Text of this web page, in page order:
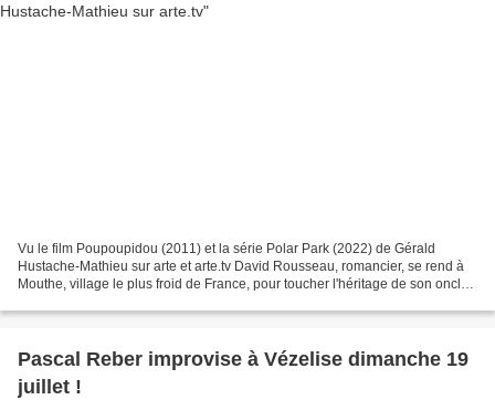
Vu le film Poupoupidou (2011) et la série Polar Park (2022) de Gérald
Hustache-Mathieu sur arte et arte.tv David Rousseau, romancier, se rend à
Mouthe, village le plus froid de France, pour toucher l'héritage de son oncle.
Pascal Reber improvise à Vézelise dimanche 19
juillet !